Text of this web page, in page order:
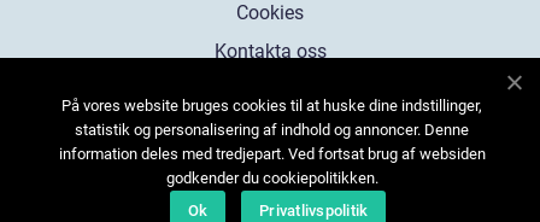
Cookies
Kontakta oss
På vores website bruges cookies til at huske dine indstillinger,
statistik og personalisering af indhold og annoncer. Denne
information deles med tredjepart. Ved fortsat brug af websiden
godkender du cookiepolitikken.
Ok
Privatlivspolitik